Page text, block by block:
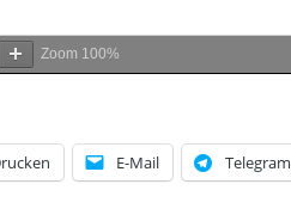
Zoom 100%
E-Mail Telegram